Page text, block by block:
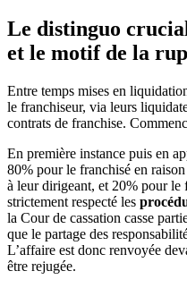
Le distinguo
et le motif de la
Entre temps mises en
le franchiseur, via leurs
contrats de franchise.
En première instance puis en
80% pour le franchisé en raison
à leur dirigeant, et 20% pour le
strictement respecté les
la Cour de cassation casse
que le partage des
L’affaire est donc renvoyée
être rejugée.